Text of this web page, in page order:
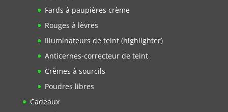
Fards à paupières crème
Rouges à lèvres
Illuminateurs de teint (highlighter)
Anticernes-correcteur de teint
Crèmes à sourcils
Poudres libres
Cadeaux